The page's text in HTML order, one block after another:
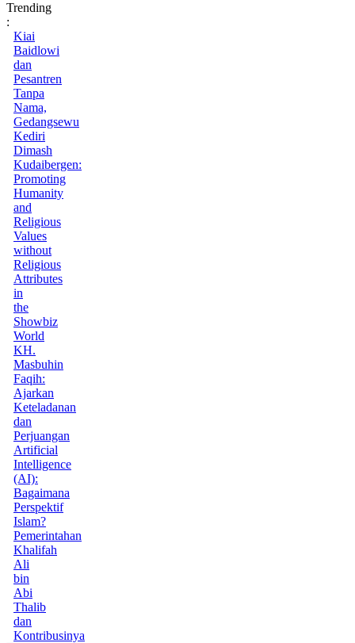
Trending
:
Kiai
Baidlowi
dan
Pesantren
Tanpa
Nama,
Gedangsewu
Kediri
Dimash
Kudaibergen:
Promoting
Humanity
and
Religious
Values
without
Religious
Attributes
in
the
Showbiz
World
KH.
Masbuhin
Faqih:
Ajarkan
Keteladanan
dan
Perjuangan
Artificial
Intelligence
(AI):
Bagaimana
Perspektif
Islam?
Pemerintahan
Khalifah
Ali
bin
Abi
Thalib
dan
Kontribusinya